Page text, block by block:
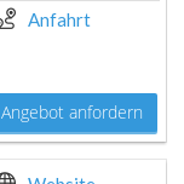
Anfahrt
Angebot anfordern